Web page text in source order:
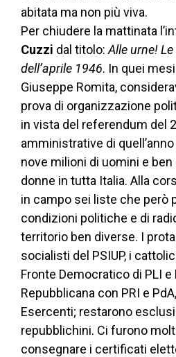
abitata ma non più viva.
Per chiudere la mattinata
Cuzzi dal titolo: Alle urne!
dell’aprile 1946. In quei
Giuseppe Romita,
prova di organizzazione
in vista del referendum del
amministrative di
nove milioni di uomini e
donne in tutta Italia. Alla
in campo sei liste che però
condizioni politiche e di
territorio ben diverse. I
socialisti del PSIUP, i
Fronte Democratico di PLI e
Repubblicana con PRI e
Esercenti; restarono
repubblichini. Ci furono
consegnare i certificati